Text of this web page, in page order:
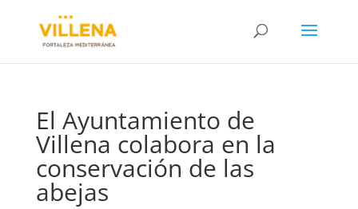
El Ayuntamiento de
Villena colabora en la
conservación de las
abejas